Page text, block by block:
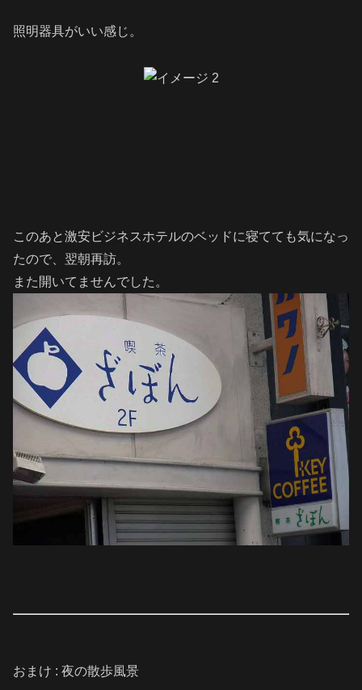
照明器具がいい感じ。
このあと激安ビジネスホテルのベッドに寝てても気になっ
たので、翌朝再訪。
また開いてませんでした。
おまけ : 夜の散歩風景